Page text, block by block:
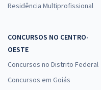
Residência Multiprofissional
CONCURSOS NO CENTRO-
OESTE
Concursos no Distrito Federal
Concursos em Goiás